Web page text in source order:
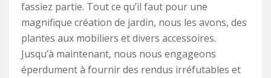
fassiez partie. Tout ce qu’il faut pour une
magnifique création de jardin, nous les avons, des
plantes aux mobiliers et divers accessoires.
Jusqu’à maintenant, nous nous engageons
éperdument à fournir des rendus irréfutables et